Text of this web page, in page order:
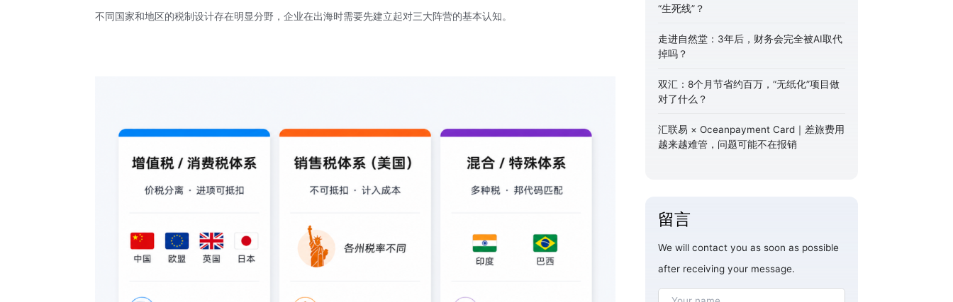
不同国家和地区的税制设计存在明显分野，企业在出海时需要先建立起对三大阵营的基本认知。
“生死线”？
走进自然堂：3年后，财务会完全被AI取代
掉吗？
双汇：8个月节省约百万，“无纸化”项目做
对了什么？
汇联易 × Oceanpayment Card｜差旅费用
越来越难管，问题可能不在报销
留言
We will contact you as soon as possible
after receiving your message.